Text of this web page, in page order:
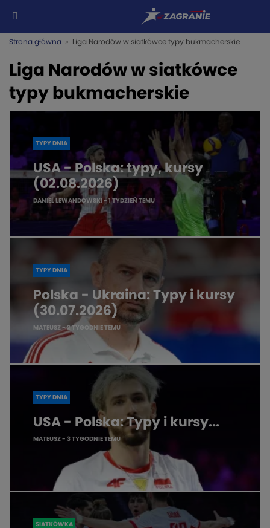
Strona główna » Liga Narodów w siatkówce typy bukmacherskie
Liga Narodów w siatkówce
typy bukmacherskie
TYPY DNIA
USA - Polska: typy, kursy
(02.08.2026)
DANIEL LEWANDOWSKI - 1 TYDZIEŃ TEMU
TYPY DNIA
Polska - Ukraina: Typy i kursy
(30.07.2026)
MATEUSZ - 2 TYGODNIE TEMU
TYPY DNIA
USA - Polska: Typy i kursy...
MATEUSZ - 3 TYGODNIE TEMU
SIATKÓWKA